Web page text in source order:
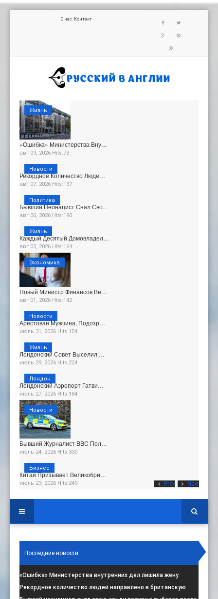
О нас Контакт
Prev Next
«Ошибка» Министерства Вну…
авг 09, 2026 Hits:73
Жизнь
Рекордное Количество Люде…
авг 07, 2026 Hits:137
Новости
Бывший Неонацист Снял Сво…
авг 06, 2026 Hits:190
Политика
Каждый Десятый Домовладел…
авг 03, 2026 Hits:164
Жизнь
Новый Министр Финансов Ве…
авг 01, 2026 Hits:142
Экономика
Арестован Мужчина, Подозр…
июль 31, 2026 Hits:154
Новости
Лондонский Совет Выселил …
июль 29, 2026 Hits:224
Жизнь
Лондонский Аэропорт Гатви…
июль 27, 2026 Hits:184
Лондон
Бывший Журналист BBC Пол…
июль 24, 2026 Hits:330
Новости
Китай Призывает Великобри…
июль 23, 2026 Hits:249
Бизнес
Последние новости
«Ошибка» Министерства внутренних дел лишила жену
итальянца права на пребывание в:
Рекордное количество людей направлено в британскую